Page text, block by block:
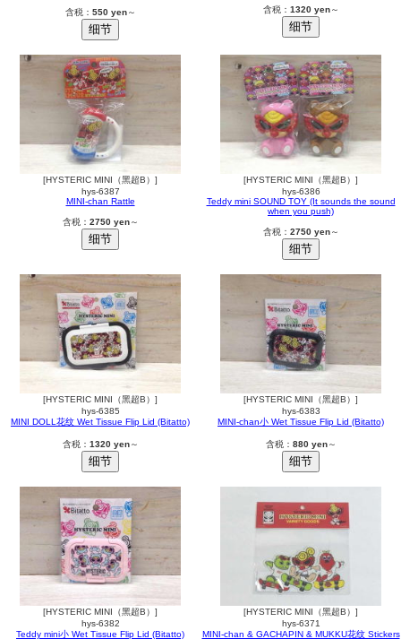
含税： 550 yen～ 含税： 1320 yen～
[HYSTERIC MINI（黑超B）]
hys-6387
MINI-chan Rattle
含税： 2750 yen～
[HYSTERIC MINI（黑超B）]
hys-6386
Teddy mini SOUND TOY (It sounds the sound
when you push)
含税： 2750 yen～
[HYSTERIC MINI（黑超B）]
hys-6385
MINI DOLL花纹 Wet Tissue Flip Lid (Bitatto)
含税： 1320 yen～
[HYSTERIC MINI（黑超B）]
hys-6383
MINI-chan小 Wet Tissue Flip Lid (Bitatto)
含税： 880 yen～
[HYSTERIC MINI（黑超B）]
hys-6382
Teddy mini小 Wet Tissue Flip Lid (Bitatto)
[HYSTERIC MINI（黑超B）]
hys-6371
MINI-chan & GACHAPIN & MUKKU花纹 Stickers